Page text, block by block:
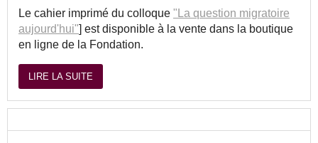
Le cahier imprimé du colloque "La question migratoire
aujourd'hui"] est disponible à la vente dans la boutique
en ligne de la Fondation.
LIRE LA SUITE